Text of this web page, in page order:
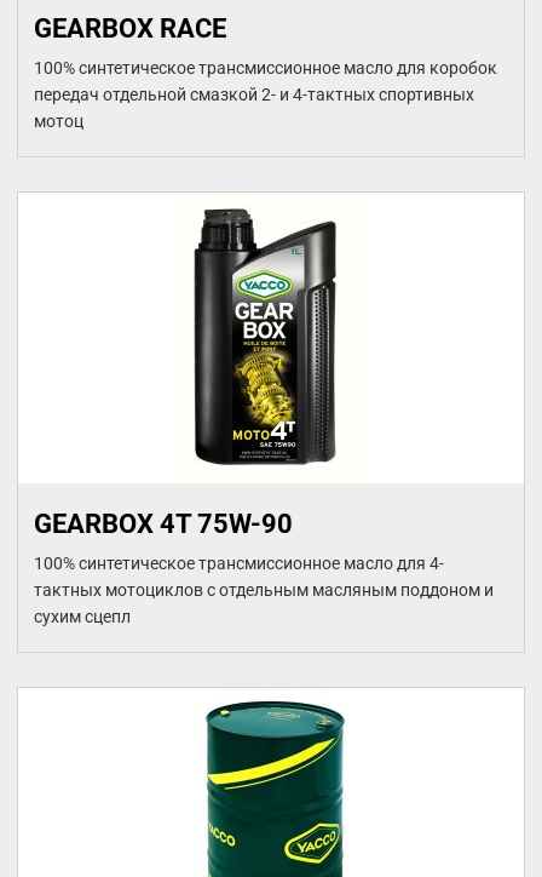
GEARBOX RACE
100% синтетическое трансмиссионное масло для коробок
передач отдельной смазкой 2- и 4-тактных спортивных
мотоц
GEARBOX 4T 75W-90
100% синтетическое трансмиссионное масло для 4-
тактных мотоциклов с отдельным масляным поддоном и
сухим сцепл